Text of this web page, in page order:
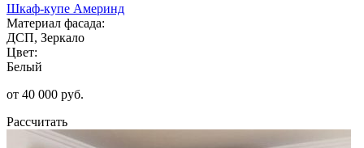
Шкаф-купе Америнд
Материал фасада:
ДСП, Зеркало
Цвет:
Белый
от 40 000 руб.
Рассчитать